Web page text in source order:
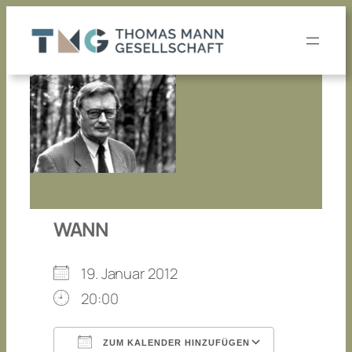
Inhalt
springen
WANN
19. Januar 2012
20:00
ZUM KALENDER HINZUFÜGEN